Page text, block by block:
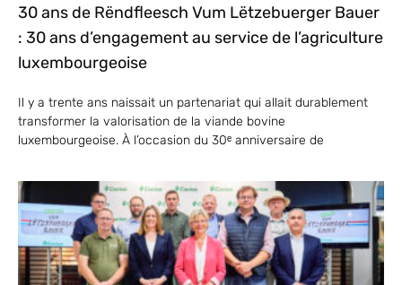
30 ans de Rëndfleesch Vum Lëtzebuerger Bauer
: 30 ans d’engagement au service de l’agriculture
luxembourgeoise
Il y a trente ans naissait un partenariat qui allait durablement
transformer la valorisation de la viande bovine
luxembourgeoise. À l’occasion du 30ᵉ anniversaire de